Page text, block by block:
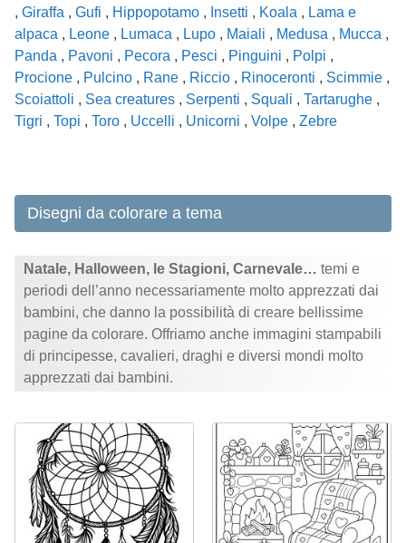
, Giraffa , Gufi , Hippopotamo , Insetti , Koala , Lama e
alpaca , Leone , Lumaca , Lupo , Maiali , Medusa , Mucca ,
Panda , Pavoni , Pecora , Pesci , Pinguini , Polpi ,
Procione , Pulcino , Rane , Riccio , Rinoceronti , Scimmie ,
Scoiattoli , Sea creatures , Serpenti , Squali , Tartarughe ,
Tigri , Topi , Toro , Uccelli , Unicorni , Volpe , Zebre
Disegni da colorare a tema
Natale, Halloween, le Stagioni, Carnevale… temi e
periodi dell’anno necessariamente molto apprezzati dai
bambini, che danno la possibilità di creare bellissime
pagine da colorare. Offriamo anche immagini stampabili
di principesse, cavalieri, draghi e diversi mondi molto
apprezzati dai bambini.